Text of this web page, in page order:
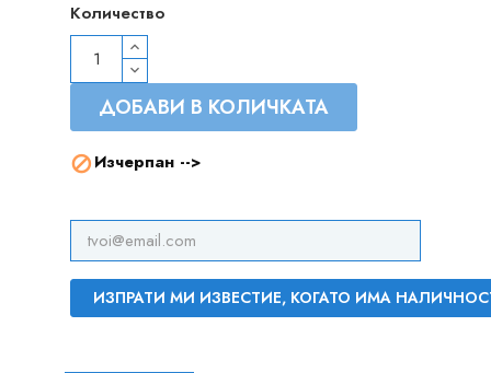
Количество
ДОБАВИ В КОЛИЧКАТА
 Изчерпан -->
ИЗПРАТИ МИ ИЗВЕСТИЕ, КОГАТО ИМА